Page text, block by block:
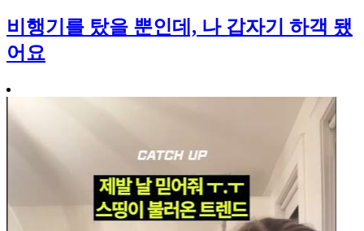
비행기를 탔을 뿐인데, 나 갑자기 하객 됐
어요